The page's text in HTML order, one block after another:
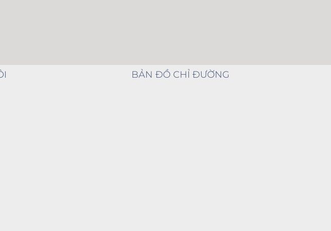
BẢN ĐỒ CHỈ ĐƯỜNG